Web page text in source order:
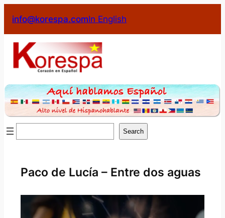
contenido
info@korespa.comIn English
Search
Paco de Lucía – Entre dos aguas